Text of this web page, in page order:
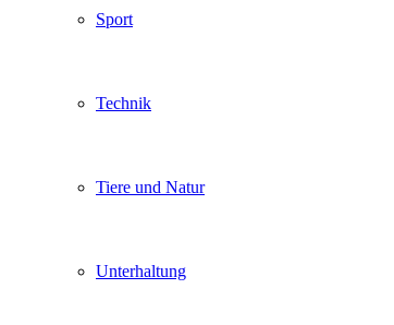
Sport
Technik
Tiere und Natur
Unterhaltung